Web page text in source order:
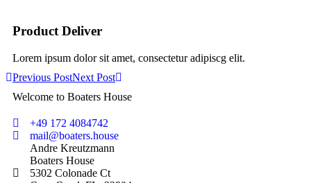
Product Deliver
Lorem ipsum dolor sit amet, consectetur adipiscg elit.
Previous PostNext Post
Welcome to Boaters House
+49 172 4084742
mail@boaters.house
Andre Kreutzmann
Boaters House
5302 Colonade Ct